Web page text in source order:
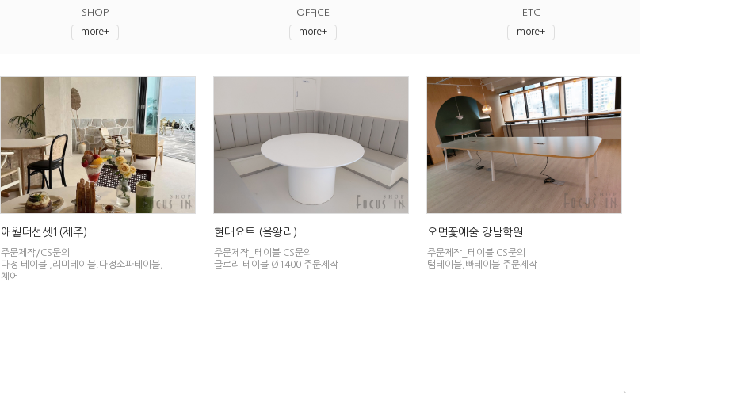
SHOP
more+
OFFICE
more+
ETC
more+
애월더선셋1(제주)
주문제작/CS문의
다정 테이블 ,리미테이블.다정소파테이블,
체어
현대요트 (을왕리)
주문제작_테이블 CS문의
글로리 테이블 Ø1400 주문제작
오면꽃예술 강남학원
주문제작_테이블 CS문의
텀테이블,빠테이블 주문제작